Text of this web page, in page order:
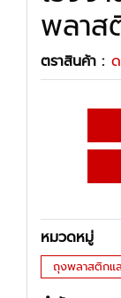
พลาส
ตราสินค้า :
หมวดหมู่
ถุงพลาสติกแล